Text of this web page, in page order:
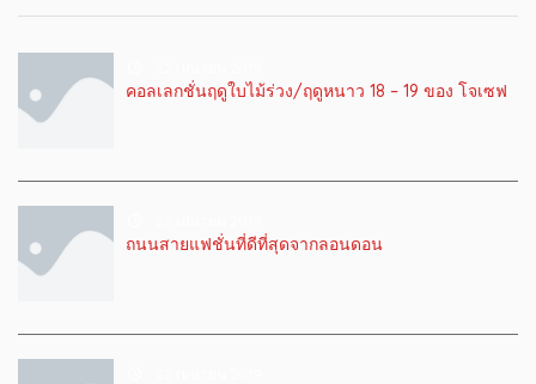
คอลเลกชั่นฤดูใบไม้ร่วง/ฤดูหนาว 18 – 19 ของ โจเซฟ
ถนนสายแฟชั่นที่ดีที่สุดจากลอนดอน